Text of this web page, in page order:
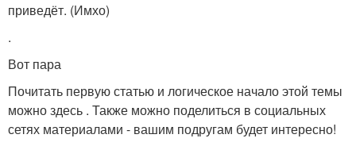
приведёт. (Имхо)
.
Вот пара
Почитать первую статью и логическое начало этой темы
можно здесь . Также можно поделиться в социальных
сетях материалами - вашим подругам будет интересно!